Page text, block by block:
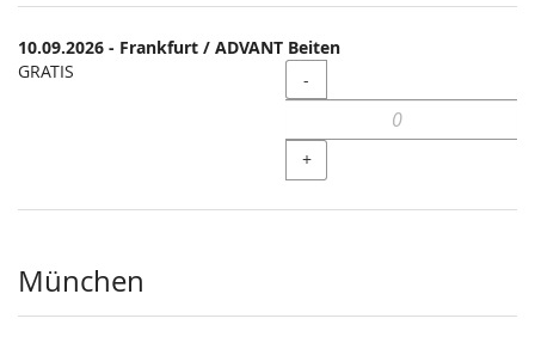
10.09.2026 - Frankfurt / ADVANT Beiten
GRATIS
Menge
-
+
München